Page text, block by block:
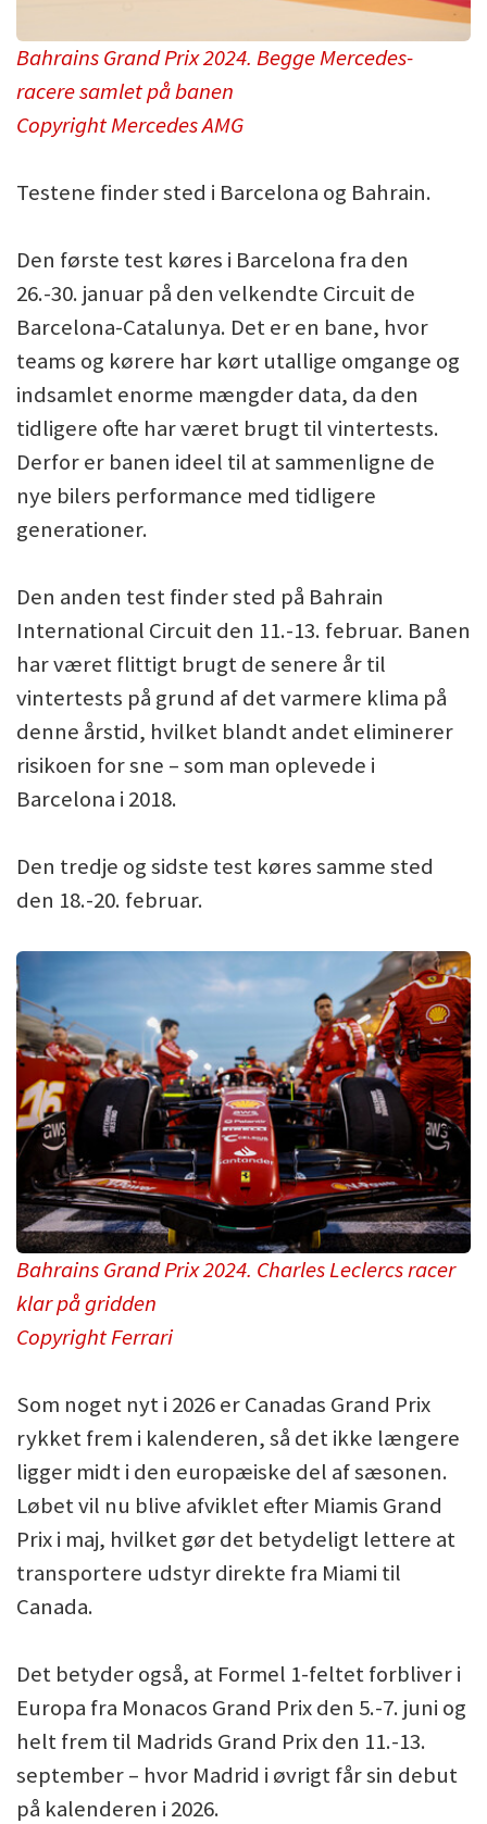
Bahrains Grand Prix 2024. Begge Mercedes-
racere samlet på banen
Copyright Mercedes AMG
Testene finder sted i Barcelona og Bahrain.
Den første test køres i Barcelona fra den
26.-30. januar på den velkendte Circuit de
Barcelona-Catalunya. Det er en bane, hvor
teams og kørere har kørt utallige omgange og
indsamlet enorme mængder data, da den
tidligere ofte har været brugt til vintertests.
Derfor er banen ideel til at sammenligne de
nye bilers performance med tidligere
generationer.
Den anden test finder sted på Bahrain
International Circuit den 11.-13. februar. Banen
har været flittigt brugt de senere år til
vintertests på grund af det varmere klima på
denne årstid, hvilket blandt andet eliminerer
risikoen for sne – som man oplevede i
Barcelona i 2018.
Den tredje og sidste test køres samme sted
den 18.-20. februar.
Bahrains Grand Prix 2024. Charles Leclercs racer
klar på gridden
Copyright Ferrari
Som noget nyt i 2026 er Canadas Grand Prix
rykket frem i kalenderen, så det ikke længere
ligger midt i den europæiske del af sæsonen.
Løbet vil nu blive afviklet efter Miamis Grand
Prix i maj, hvilket gør det betydeligt lettere at
transportere udstyr direkte fra Miami til
Canada.
Det betyder også, at Formel 1-feltet forbliver i
Europa fra Monacos Grand Prix den 5.-7. juni og
helt frem til Madrids Grand Prix den 11.-13.
september – hvor Madrid i øvrigt får sin debut
på kalenderen i 2026.